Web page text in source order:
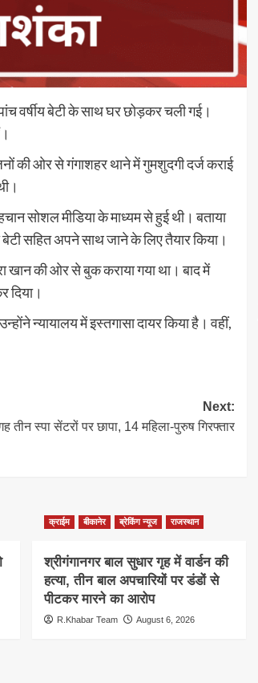
वर्षीय बेटी के साथ घर छोड़कर चली गई।
की ओर से गंगाशहर थाने में गुमशुदगी दर्ज कराई
सोशल मीडिया के माध्यम से हुई थी। बताया
बेटी सहित अपने साथ जाने के लिए तैयार किया।
की ओर से बुक कराया गया था। बाद में
दिया।
न्यायालय में इस्तगासा दायर किया है। वहीं,
Next:
तीन स्पा सेंटरों पर छापा, 14 महिला-पुरुष गिरफ्तार
क्राईम बीकानेर ब्रेकिंग न्यूज राजस्थान
श्रीगंगानगर बाल सुधार गृह में वार्डन की
हत्या, तीन बाल अपचारियों पर डंडों से
पीटकर मारने का आरोप
R.Khabar Team August 6, 2026